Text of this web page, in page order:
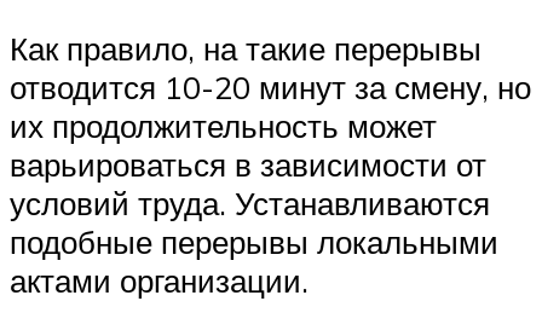
Как правило, на такие перерывы
отводится 10-20 минут за смену, но
их продолжительность может
варьироваться в зависимости от
условий труда. Устанавливаются
подобные перерывы локальными
актами организации.